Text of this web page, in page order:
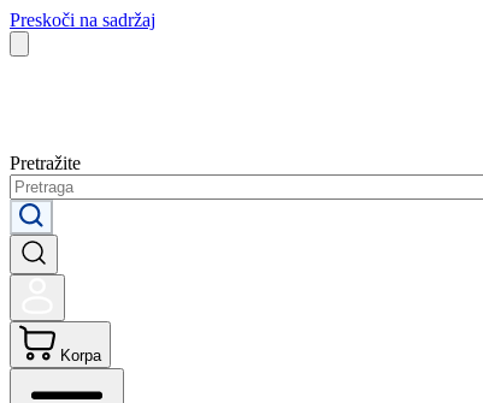
Preskoči na sadržaj
Pretražite
Korpa